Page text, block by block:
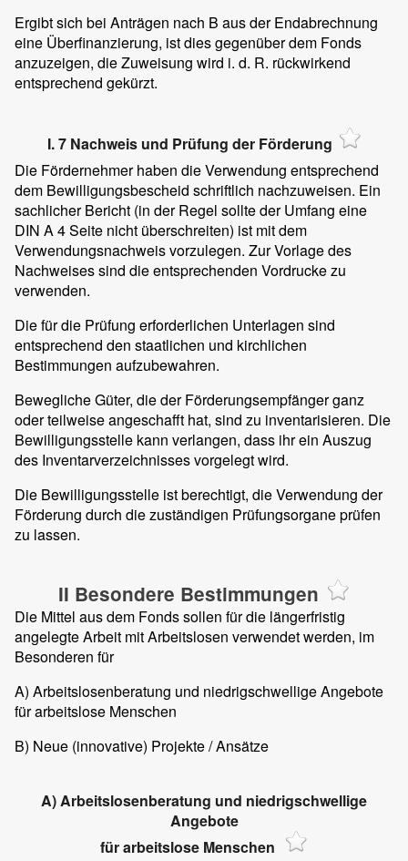
Ergibt sich bei Anträgen nach B aus der Endabrechnung
eine Überfinanzierung, ist dies gegenüber dem Fonds
anzuzeigen, die Zuweisung wird i. d. R. rückwirkend
entsprechend gekürzt.
I. 7 Nachweis und Prüfung der Förderung
Die Fördernehmer haben die Verwendung entsprechend
dem Bewilligungsbescheid schriftlich nachzuweisen. Ein
sachlicher Bericht (in der Regel sollte der Umfang eine
DIN A 4 Seite nicht überschreiten) ist mit dem
Verwendungsnachweis vorzulegen. Zur Vorlage des
Nachweises sind die entsprechenden Vordrucke zu
verwenden.
Die für die Prüfung erforderlichen Unterlagen sind
entsprechend den staatlichen und kirchlichen
Bestimmungen aufzubewahren.
Bewegliche Güter, die der Förderungsempfänger ganz
oder teilweise angeschafft hat, sind zu inventarisieren. Die
Bewilligungsstelle kann verlangen, dass ihr ein Auszug
des Inventarverzeichnisses vorgelegt wird.
Die Bewilligungsstelle ist berechtigt, die Verwendung der
Förderung durch die zuständigen Prüfungsorgane prüfen
zu lassen.
II Besondere Bestimmungen
Die Mittel aus dem Fonds sollen für die längerfristig
angelegte Arbeit mit Arbeitslosen verwendet werden, im
Besonderen für
A) Arbeitslosenberatung und niedrigschwellige Angebote
für arbeitslose Menschen
B) Neue (innovative) Projekte / Ansätze
A) Arbeitslosenberatung und niedrigschwellige
Angebote
für arbeitslose Menschen